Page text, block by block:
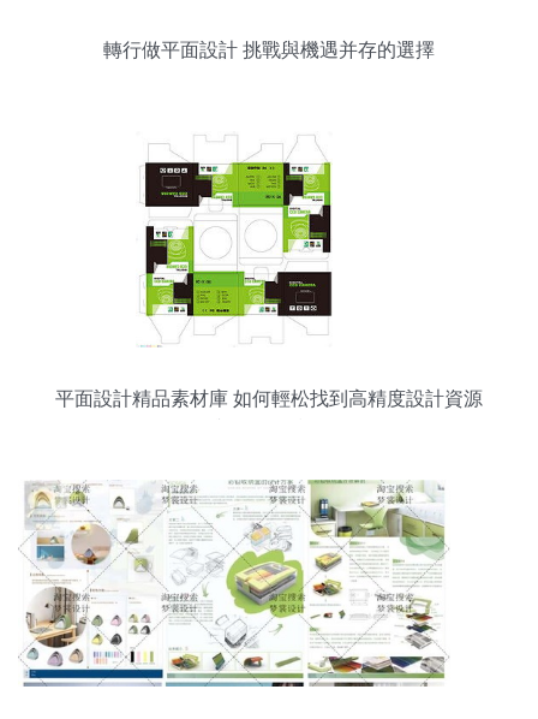
轉行做平面設計 挑戰與機遇并存的選擇
平面設計精品素材庫 如何輕松找到高精度設計資源